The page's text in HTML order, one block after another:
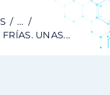
...
UNAS...